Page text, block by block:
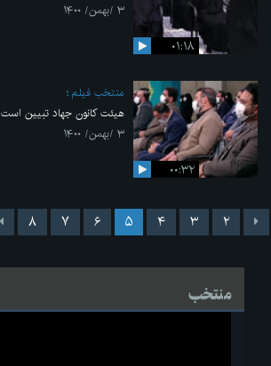
۰۱:۱۸
۳ /بهمن/ ۱۴۰۰
۰۰:۳۲
منتخب فیلم
هیئت کانون جهاد تبیین است
۳ /بهمن/ ۱۴۰۰
۲ ۳ ۴ ۵ ۶ ۷ ۸
منتخب